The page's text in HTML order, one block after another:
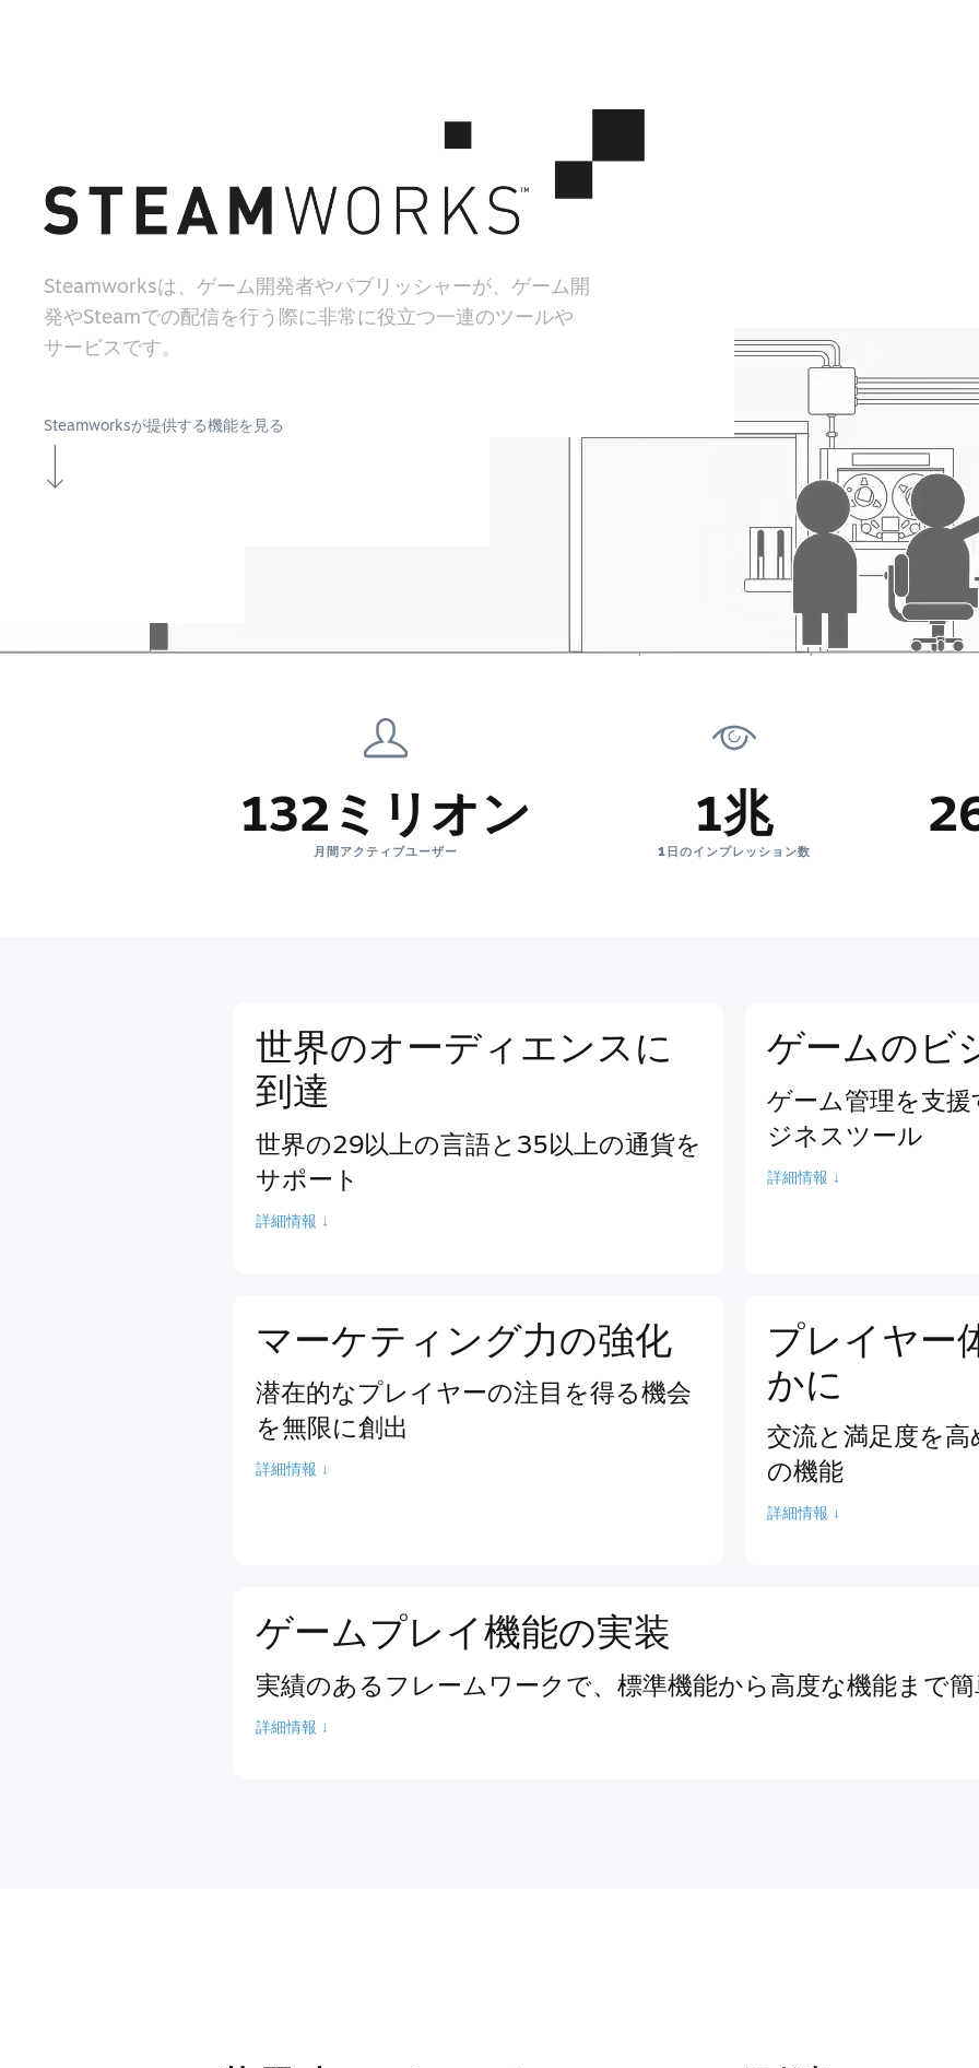
Steamworksは、ゲーム開発者やパブリッシャーが、ゲーム開
発やSteamでの配信を行う際に非常に役立つ一連のツールや
サービスです。
Steamworksが提供する機能を見る
132ミリオン
月間アクティブユーザー
1兆
1日のインプレッション数
世界のオーディエンスに
到達
世界の29以上の言語と35以上の通貨を
サポート
詳細情報 ↓
ゲームのビ
ゲーム管理を支
ジネスツール
詳細情報 ↓
マーケティング力の強化
潜在的なプレイヤーの注目を得る機会
を無限に創出
詳細情報 ↓
プレイヤー
かに
交流と満足度を
の機能
詳細情報 ↓
ゲームプレイ機能の実装
実績のあるフレームワークで、標準機能から高度な機能まで
詳細情報 ↓